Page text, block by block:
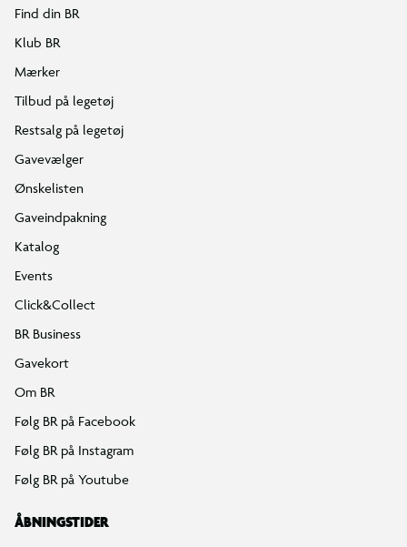
Find din BR
Klub BR
Mærker
Tilbud på legetøj
Restsalg på legetøj
Gavevælger
Ønskelisten
Gaveindpakning
Katalog
Events
Click&Collect
BR Business
Gavekort
Om BR
Følg BR på Facebook
Følg BR på Instagram
Følg BR på Youtube
ÅBNINGSTIDER